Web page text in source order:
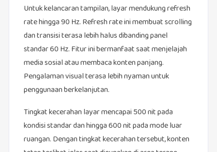
Untuk kelancaran tampilan, layar mendukung refresh
rate hingga 90 Hz. Refresh rate ini membuat scrolling
dan transisi terasa lebih halus dibanding panel
standar 60 Hz. Fitur ini bermanfaat saat menjelajah
media sosial atau membaca konten panjang.
Pengalaman visual terasa lebih nyaman untuk
penggunaan berkelanjutan.
Tingkat kecerahan layar mencapai 500 nit pada
kondisi standar dan hingga 600 nit pada mode luar
ruangan. Dengan tingkat kecerahan tersebut, konten